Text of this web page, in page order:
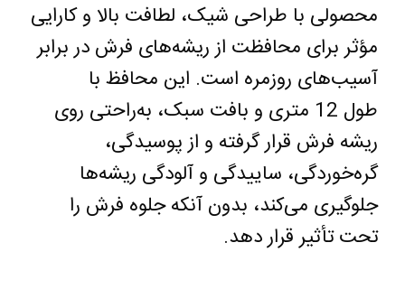
محصولی با طراحی شیک، لطافت بالا و کارایی
مؤثر برای محافظت از ریشه‌های فرش در برابر
آسیب‌های روزمره است. این محافظ با
طول 12 متری و بافت سبک، به‌راحتی روی
ریشه فرش قرار گرفته و از پوسیدگی،
گره‌خوردگی، ساییدگی و آلودگی ریشه‌ها
جلوگیری می‌کند، بدون آنکه جلوه فرش را
تحت تأثیر قرار دهد.